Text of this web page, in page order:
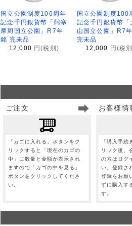
国立公園制度100周年
記念千円銀貨幣「阿寒
摩周国立公園」R7年
銘 完未品
12,000 円(税別)
国立公園制度100
記念千円銀貨幣「
山国立公園」R7
完未品
12,000
円(税
ご注文
「カゴに入れる」ボタンをク
リックすると「現在のカゴの
中」に数量と金額が表示され
ますので「カゴの中を見る」
ボタンをクリックしてくださ
い。
お客様情
「購入手続
リック後、
の方はログ
い。登録さ
登録をお願
ずに購入す
す。